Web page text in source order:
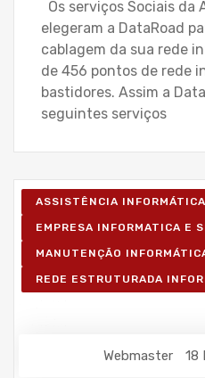
Os serviços Sociais da
elegeram a DataRoad
cablagem da sua rede
de 456 pontos de rede
bastidores. Assim a
seguintes serviços
ASSISTÊNCIA
EMPRESA INFORMATICA E
MANUTENÇÃO
REDE ESTRUTURADA
Webmaster 18